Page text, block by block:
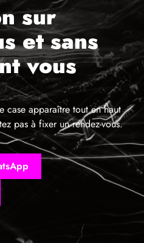
sur
et sans
vous
case apparaître tout en haut
pas à fixer un rendez-vous.